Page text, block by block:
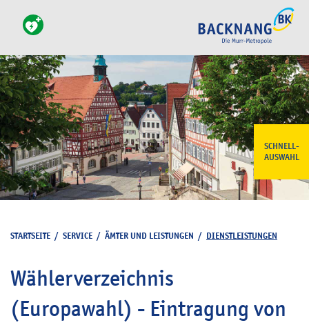
SCHNELL-
AUSWAHL
STARTSEITE / SERVICE / ÄMTER UND LEISTUNGEN / DIENSTLEISTUNGEN
Wählerverzeichnis
(Europawahl) - Eintragung von